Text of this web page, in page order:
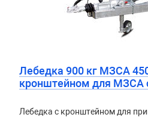
Лебедка 900 кг МЗСА
кронштейном для МЗСА
Лебедка с кронштейном для